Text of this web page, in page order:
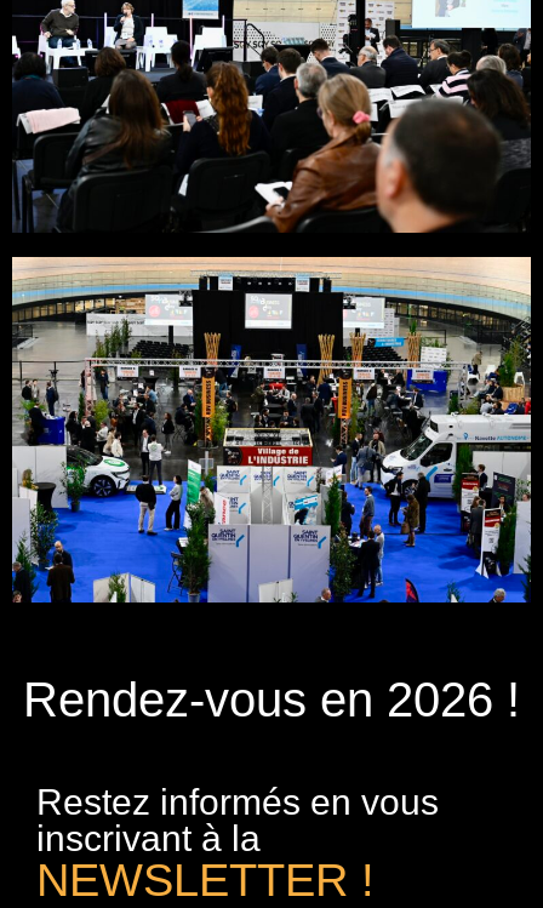
Rendez-vous en 2026 !
Restez informés en vous
inscrivant à la
NEWSLETTER !